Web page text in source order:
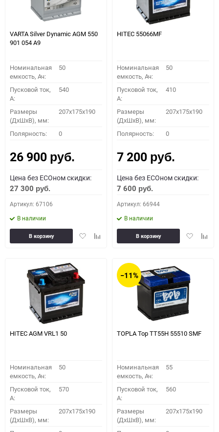
VARTA Silver Dynamic AGM 550
901 054 A9
Номинальная
емкость, Ач:
50
Пусковой ток,
A:
540
Размеры
(ДхШхВ), мм:
207x175x190
Полярность: 0
26 900 руб.
Цена без ECOном скидки:
27 300 руб.
Артикул: 67106
В наличии
ДобавитьДобавить
В корзину
HITEC 55066MF
Номинальная
емкость, Ач:
50
Пусковой ток,
A:
410
Размеры
(ДхШхВ), мм:
207x175x190
Полярность: 0
7 200 руб.
Цена без ECOном скидки:
7 600 руб.
Артикул: 66944
В наличии
Добавить
В корзину
HITEC AGM VRL1 50
Номинальная
емкость, Ач:
50
Пусковой ток,
A:
570
Размеры
(ДхШхВ), мм:
207x175x190
−11%
TOPLA Top TT55H 55510 SMF
Номинальная
емкость, Ач:
55
Пусковой ток,
A:
560
Размеры
(ДхШхВ), мм:
207x175x190